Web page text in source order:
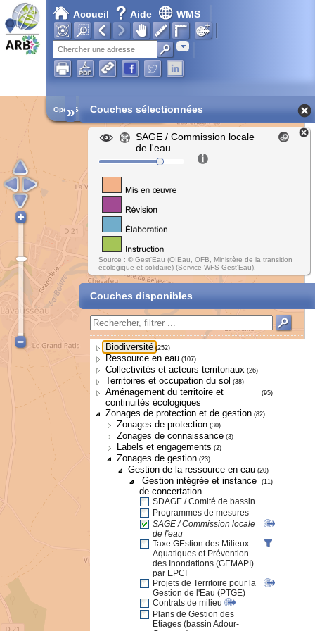
Accueil Aide WMS
Adresse
Open Street Map
» Couches sélectionnées
SAGE / Commission locale
de l'eau
Source : © Gest'Eau (OIEau, OFB, Ministère de la transition
écologique et solidaire) (Service WFS Gest'Eau).
Couches disponibles
Biodiversité (252)
Ressource en eau (107)
Collectivités et acteurs territoriaux (26)
Territoires et occupation du sol (38)
Aménagement du territoire et
continuités écologiques
(95)
Zonages de protection et de gestion (82)
Zonages de protection (30)
Zonages de connaissance (3)
Labels et engagements (2)
Zonages de gestion (23)
Gestion de la ressource en eau (20)
Gestion intégrée et instance
de concertation
(11)
SDAGE / Comité de bassin
Programmes de mesures
SAGE / Commission locale
de l'eau
Taxe GEstion des Milieux
Aquatiques et Prévention
des Inondations (GEMAPI)
par EPCI
Projets de Territoire pour la
Gestion de l'Eau (PTGE)
Contrats de milieu
Plans de Gestion des
Etiages (bassin Adour-